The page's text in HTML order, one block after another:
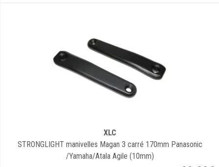
XLC
STRONGLIGHT manivelles Magan 3 carré 170mm Panasonic
/Yamaha/Atala Agile (10mm)